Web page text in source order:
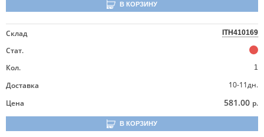
В КОРЗИНУ
Склад ITH410169
Стат.
Кол.
1
Доставка
10-11дн.
Цена
581.00 р.
В КОРЗИНУ